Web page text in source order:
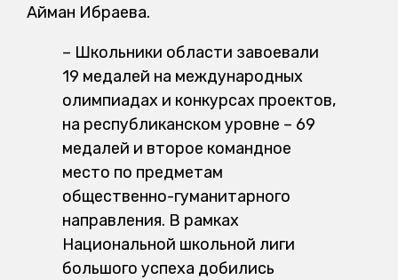
Айман Ибраева.
– Школьники области завоевали
19 медалей на международных
олимпиадах и конкурсах проектов,
на республиканском уровне – 69
медалей и второе командное
место по предметам
общественно-гуманитарного
направления. В рамках
Национальной школьной лиги
большого успеха добились